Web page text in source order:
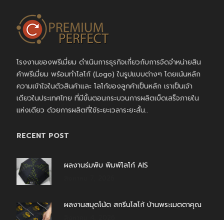
โรงงานของพรีเมี่ยม ดำเนินการธุรกิจเกี่ยวกับการจัดจำหน่ายสิน
ค้าพรีเมี่ยม พร้อมทำโลโก้ (Logo) ในรูปแบบต่างๆ โดยเน้นหลัก
ความเข้าใจในตัวสินค้าและ โลโก้ของลูกค้าเป็นหลัก เราเป็นเจ้า
เดียวในประเทศไทย ที่มีขั้นตอนกระบวนการผลิตเบ็ดเสร็จภายใน
แห่งเดียว ด้วยการผลิตที่ใช้ระยะเวลาระยะสั้น..
RECENT POST
ผลงานร่มพับ พิมพ์โลโก้ AIS
ผลงานสมุดโน้ต สกรีนโลโก้ บ้านพระเมตตาคุณ